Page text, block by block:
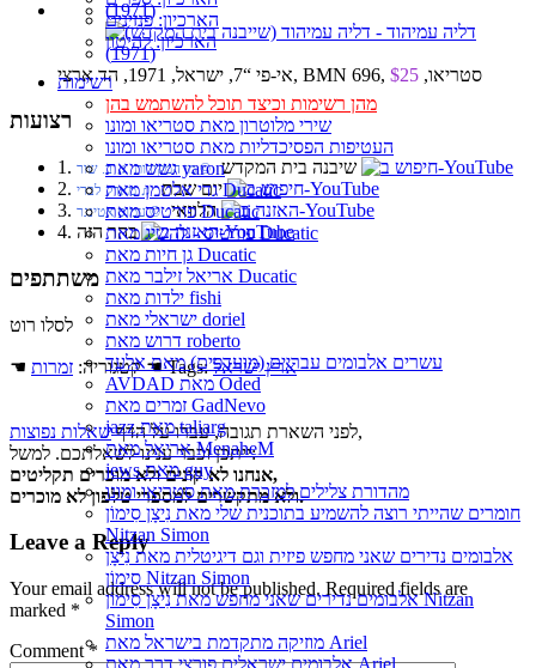
הארכיון: פנזינים
הארכיון: להיטון
רשימות
מהן רשימות וכיצד תוכל להשתמש בהן
שירי מלוטרון מאת סטריאו ומונו
העטיפות הפסיכדליות מאת סטריאו ומונו
גשש מאת yaron
גדי אלטמן מאת Ducatic
פורטיס מאת Ducatic
פורטיס - להשיג מאת Ducatic
גן חיות מאת Ducatic
אריאל זילבר מאת Ducatic
ילדות מאת fishi
ישראלי מאת doriel
דרוש מאת roberto
עשרים אלבומים עבריים (מועדפים) מאת אלעד
AVDAD מאת Oded
זמרים מאת GadNevo
jazz מאת taliarg
אריאל מאת MenaheM
jews מאת guy
מהדורת צלילים למזכרת מאת סטריאו ומונו
חומרים שהייתי רוצה להשמיע בתוכנית שלי מאת נִיצָן סִימוֹן
Nitzan Simon
אלבומים נדירים שאני מחפש פיזית וגם דיגיטלית מאת נִיצָן
סִימוֹן Nitzan Simon
אלבומים נדירים שאני מחפש מאת נִיצָן סִימוֹן Nitzan
Simon
מוזיקה מתקדמת בישראל מאת Ariel
אלבומים ישראלים פורצי דרך מאת Ariel
אי-פי “7, ישראל, 1971, הד ארצי, BMN 696, סטריאו, $25
רצועות
1. שיבנה בית המקדש© מן המקורות ♫ ב. שור
2. יום שבת♫ מארק לברי
3. הלוואי© עמוס אטינגר
4. בהר הזה
משתתפים
לסלו רוט
☚ קטגוריה: זמרות ☚ Tags:ארץ ישראל
לפני השארת תגובה, עברו על הדףשאלות נפוצות
,
ייתכן וכבר ענינו לשאלתכם. למשל:
אנחנו לא קונים ולא מוכרים תקליטים,
ולא מתקשרים למספרי טלפון לא מוכרים.
Leave a Reply
Your email address will not be published. Required fields are
marked *
Comment*